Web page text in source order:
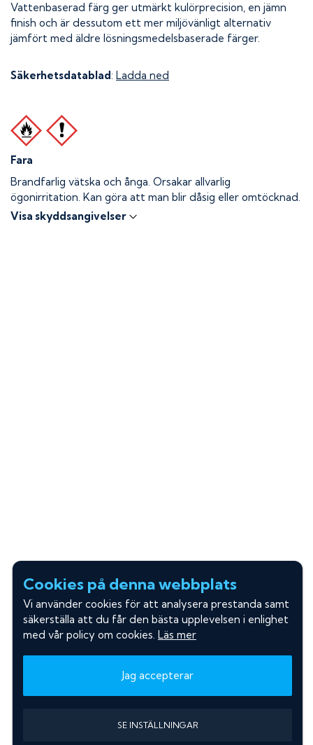
Vattenbaserad färg ger utmärkt kulörprecision, en jämn
finish och är dessutom ett mer miljövänligt alternativ
jämfört med äldre lösningsmedelsbaserade färger.
Säkerhetsdatablad: Ladda ned
Fara
Brandfarlig vätska och ånga. Orsakar allvarlig
ögonirritation. Kan göra att man blir dåsig eller omtöcknad.
Visa skyddsangivelser
Cookies på denna webbplats
Vi använder cookies för att analysera prestanda samt
säkerställa att du får den bästa upplevelsen i enlighet
med vår policy om cookies. Läs mer
Jag accepterar
SE INSTÄLLNINGAR